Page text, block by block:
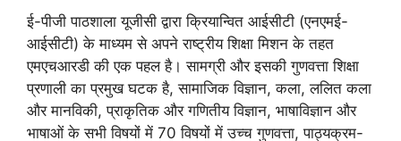
ई-पीजी पाठशाला यूजीसी द्वारा क्रियान्वित आईसीटी (एनएमई-
आईसीटी) के माध्यम से अपने राष्ट्रीय शिक्षा मिशन के तहत
एमएचआरडी की एक पहल है। सामग्री और इसकी गुणवत्ता शिक्षा
प्रणाली का प्रमुख घटक है, सामाजिक विज्ञान, कला, ललित कला
और मानविकी, प्राकृतिक और गणितीय विज्ञान, भाषाविज्ञान और
भाषाओं के सभी विषयों में 70 विषयों में उच्च गुणवत्ता, पाठ्यक्रम-